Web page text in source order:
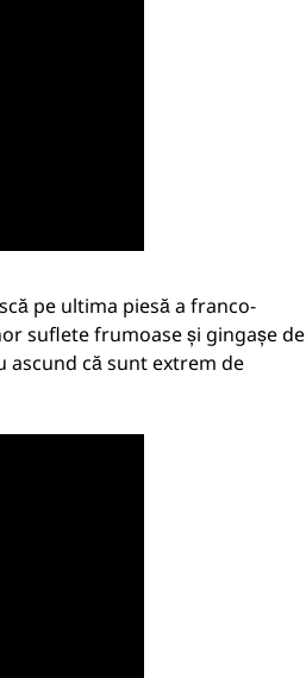
pe ultima piesă a franco-
suflete frumoase și gingașe de
ascund că sunt extrem de